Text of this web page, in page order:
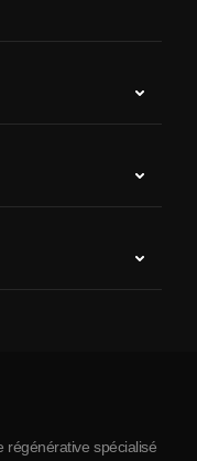
régénérative spécialisé